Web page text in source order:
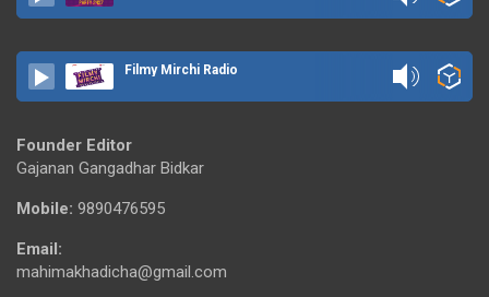
Filmy Mirchi Radio
Founder Editor
Gajanan Gangadhar Bidkar
Mobile: 9890476595
Email:
mahimakhadicha@gmail.com